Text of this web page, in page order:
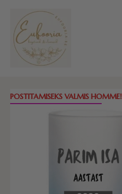
content
POSTITAMISEKS VALMIS HOMME!
Õllekann